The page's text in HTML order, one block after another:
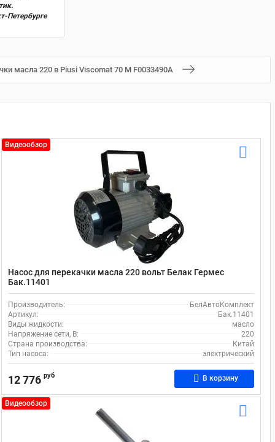
Петербурге
масла 220 в Piusi Viscomat 70 M F0033490A
Видеообзор
Насос для перекачки масла 220 вольт Белак Гермес
Бак.11401
Производитель:
БелАвтоКомплект
Артикул:
Бак.11401
Виды жидкости:
масло
Напряжение сети, В:
220
Страна производства:
Китай
Тип насоса:
электрический
12 776 руб В корзину
Видеообзор